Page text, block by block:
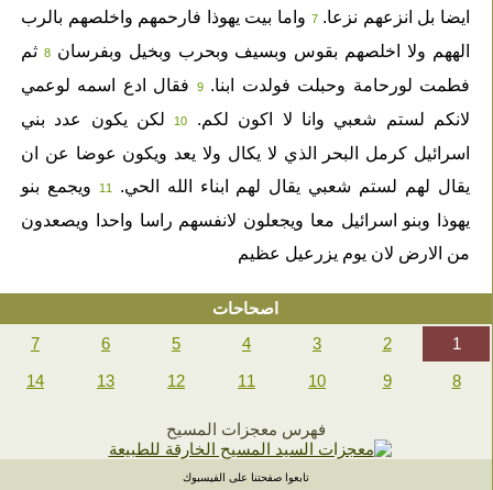
ايضا بل انزعهم نزعا. 7واما بيت يهوذا فارحمهم واخلصهم بالرب
الههم ولا اخلصهم بقوس وبسيف وبحرب وبخيل وبفرسان 8ثم
فطمت لورحامة وحبلت فولدت ابنا. 9فقال ادع اسمه لوعمي
لانكم لستم شعبي وانا لا اكون لكم.
10لكن يكون عدد بني
اسرائيل كرمل البحر الذي لا يكال ولا يعد ويكون عوضا عن ان
يقال لهم لستم شعبي يقال لهم ابناء الله الحي.
11ويجمع بنو
يهوذا وبنو اسرائيل معا ويجعلون لانفسهم راسا واحدا ويصعدون
من الارض لان يوم يزرعيل عظيم
اصحاحات
1
2
3
4
5
6
7
8
9
10
11
12
13
14
فهرس معجزات المسيح
تابعوا صفحتنا على الفيسبوك